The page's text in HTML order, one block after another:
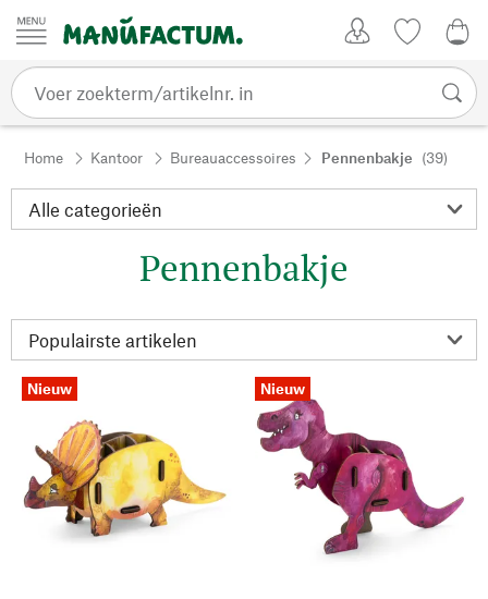
Passer au contenu
Home Kantoor Bureauaccessoires Pennenbakje (39)
Pennenbakje
Nieuw Nieuw